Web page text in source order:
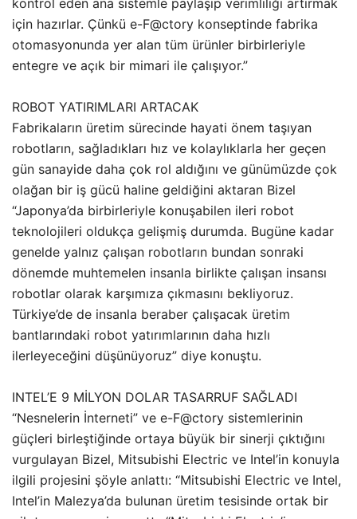
kontrol eden ana sistemle paylaşıp verimliliği artırmak
için hazırlar. Çünkü e-F@ctory konseptinde fabrika
otomasyonunda yer alan tüm ürünler birbirleriyle
entegre ve açık bir mimari ile çalışıyor.”
ROBOT YATIRIMLARI ARTACAK
Fabrikaların üretim sürecinde hayati önem taşıyan
robotların, sağladıkları hız ve kolaylıklarla her geçen
gün sanayide daha çok rol aldığını ve günümüzde çok
olağan bir iş gücü haline geldiğini aktaran Bizel
“Japonya’da birbirleriyle konuşabilen ileri robot
teknolojileri oldukça gelişmiş durumda. Bugüne kadar
genelde yalnız çalışan robotların bundan sonraki
dönemde muhtemelen insanla birlikte çalışan insansı
robotlar olarak karşımıza çıkmasını bekliyoruz.
Türkiye’de de insanla beraber çalışacak üretim
bantlarındaki robot yatırımlarının daha hızlı
ilerleyeceğini düşünüyoruz” diye konuştu.
INTEL’E 9 MİLYON DOLAR TASARRUF SAĞLADI
“Nesnelerin İnterneti” ve e-F@ctory sistemlerinin
güçleri birleştiğinde ortaya büyük bir sinerji çıktığını
vurgulayan Bizel, Mitsubishi Electric ve Intel’in konuyla
ilgili projesini şöyle anlattı: “Mitsubishi Electric ve Intel,
Intel’in Malezya’da bulunan üretim tesisinde ortak bir